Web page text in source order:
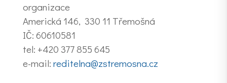
organizace
Americká 146, 330 11 Třemošná
IČ: 60610581
tel: +420 377 855 645
e-mail: reditelna@zstremosna.cz